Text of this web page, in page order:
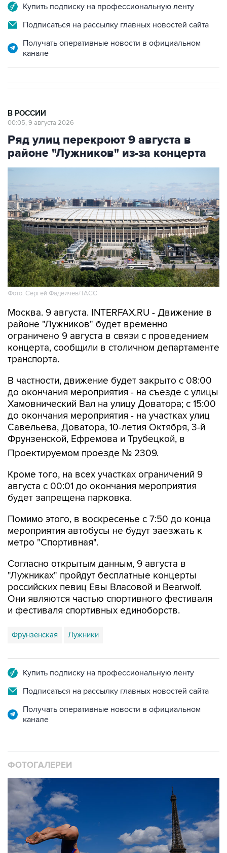
Купить подписку на профессиональную ленту
Подписаться на рассылку главных новостей сайта
Получать оперативные новости в официальном
канале
В РОССИИ
00:05, 9 августа 2026
Ряд улиц перекроют 9 августа в
районе "Лужников" из-за концерта
Фото: Сергей Фадеичев/ТАСС
Москва. 9 августа. INTERFAX.RU - Движение в
районе "Лужников" будет временно
ограничено 9 августа в связи с проведением
концерта, сообщили в столичном департаменте
транспорта.
В частности, движение будет закрыто с 08:00
до окончания мероприятия - на съезде с улицы
Хамовнический Вал на улицу Доватора; с 15:00
до окончания мероприятия - на участках улиц
Савельева, Доватора, 10-летия Октября, 3-й
Фрунзенской, Ефремова и Трубецкой, в
Проектируемом проезде № 2309.
Кроме того, на всех участках ограничений 9
августа с 00:01 до окончания мероприятия
будет запрещена парковка.
Помимо этого, в воскресенье с 7:50 до конца
мероприятия автобусы не будут заезжать к
метро "Спортивная".
Согласно открытым данным, 9 августа в
"Лужниках" пройдут бесплатные концерты
российских певиц Евы Власовой и Bearwolf.
Они являются частью спортивного фестиваля
и фестиваля спортивных единоборств.
Фрунзенская Лужники
Купить подписку на профессиональную ленту
Подписаться на рассылку главных новостей сайта
Получать оперативные новости в официальном
канале
ФОТОГАЛЕРЕИ